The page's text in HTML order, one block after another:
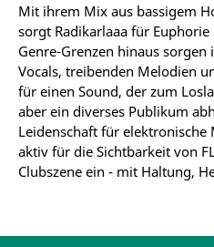
Mit ihrem Mix aus bassigem
sorgt Radikarlaaa für
Genre-Grenzen hinaus
Vocals, treibenden Melodien
für einen Sound, der zum
aber ein diverses Publikum
Leidenschaft für elektronische
aktiv für die Sichtbarkeit von
Clubszene ein - mit Haltung,